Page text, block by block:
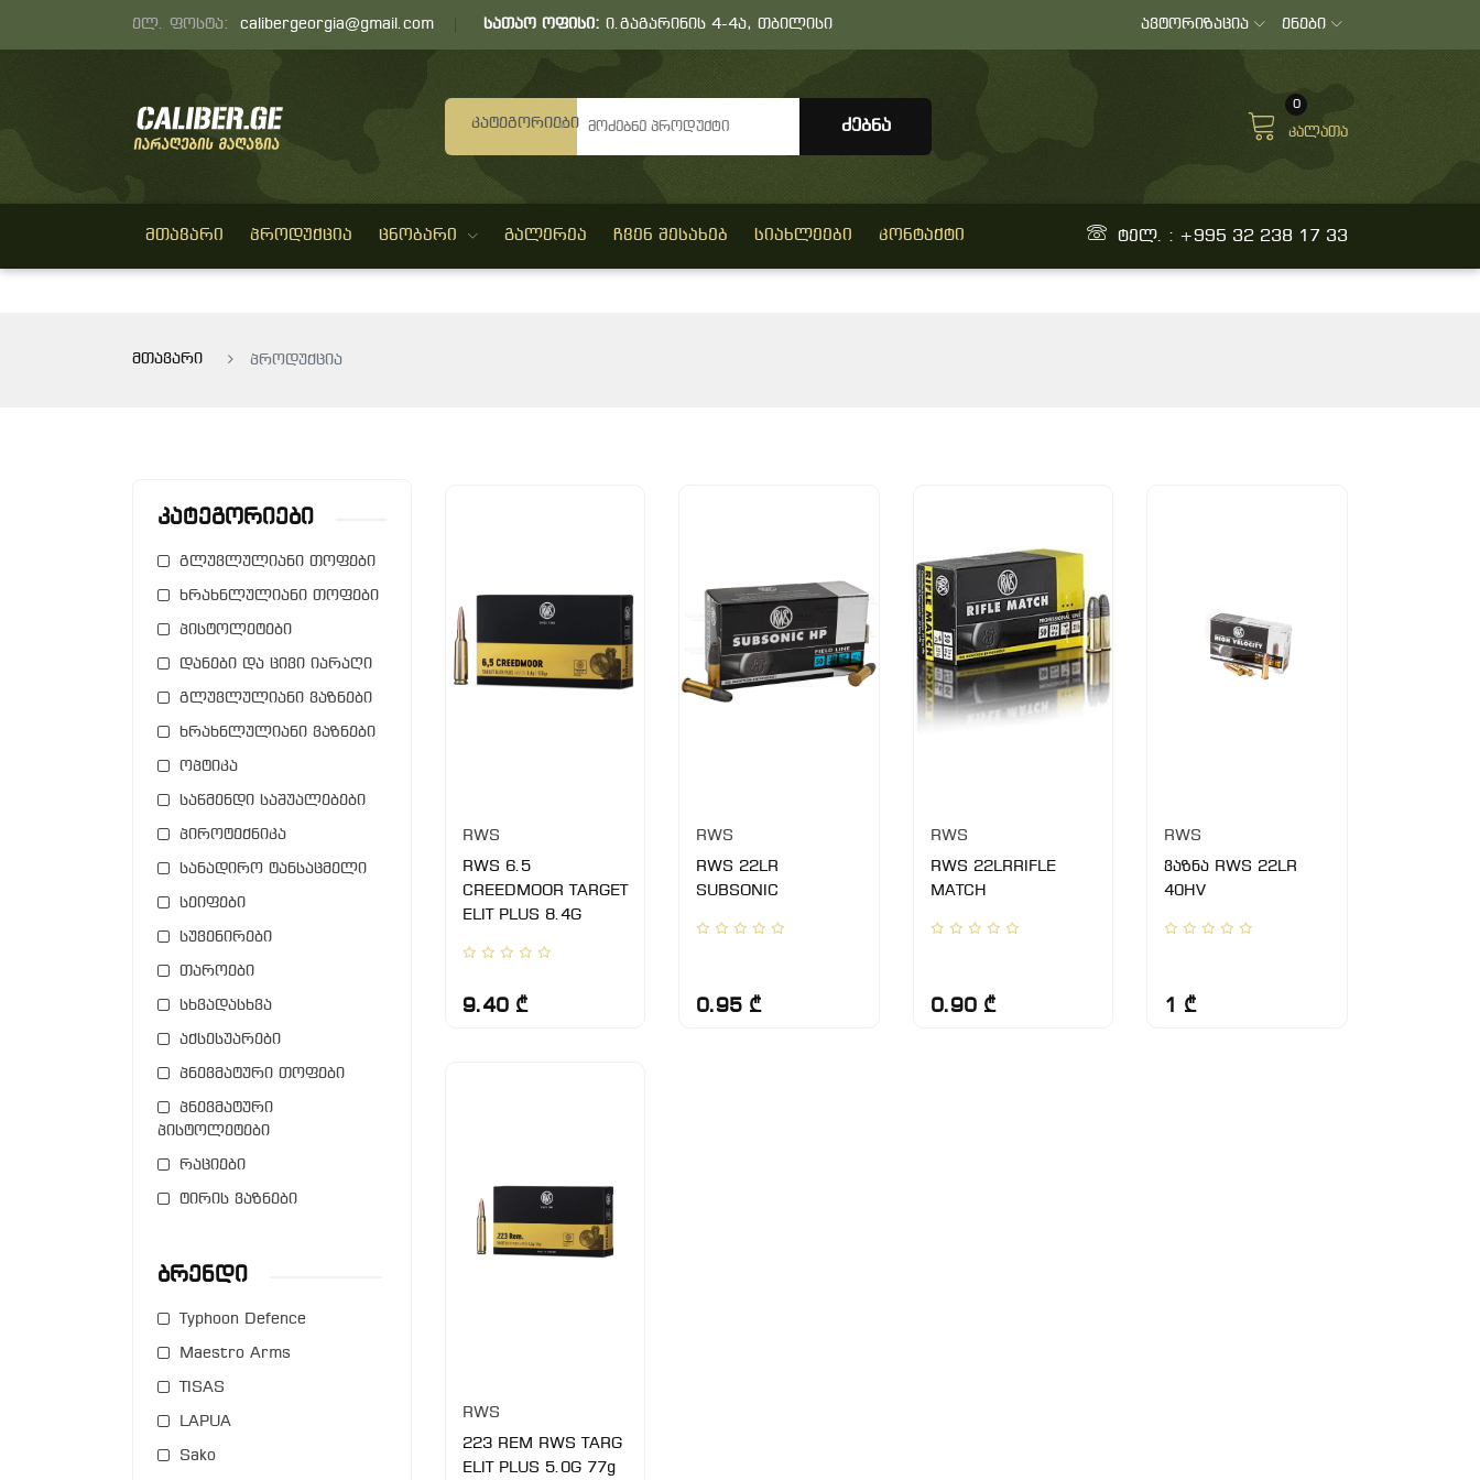
ელ. ფოსტა: calibergeorgia@gmail.com სათაო ოფისი: ი.გაგარინის 4-4ა, თბილისი ავტორიზაცია ენები
Კატეგორიები
0
კალათა
ᲛᲗᲐᲕᲐᲠᲘ ᲞᲠᲝᲓᲣᲥᲪᲘᲐ ᲪᲜᲝᲑᲐᲠᲘ ᲒᲐᲚᲔᲠᲔᲐ ᲩᲕᲔᲜ ᲨᲔᲡᲐᲮᲔᲑ ᲡᲘᲐᲮᲚᲔᲔᲑᲘ ᲙᲝᲜᲢᲐᲥᲢᲘ ტელ. : +995 32 238 17 33
მთავარი პროდუქცია
Კატეგორიები
გლუვლულიანი თოფები
ხრახნლულიანი თოფები
პისტოლეტები
დანები და ცივი იარაღი
გლუვლულიანი ვაზნები
ხრახნლულიანი ვაზნები
ოპტიკა
საწმენდი საშუალებები
პიროტექნიკა
სანადირო ტანსაცმელი
სეიფები
სუვენირები
თაროები
სხვადასხვა
აქსესუარები
პნევმატური თოფები
პნევმატური
პისტოლეტები
რაციები
ტირის ვაზნები
Ბრენდი
Typhoon Defence
Maestro Arms
TISAS
LAPUA
Sako
RWS
RWS 6.5
CREEDMOOR TARGET
ELIT PLUS 8.4G
9.40 ₾
RWS
RWS 22LR
SUBSONIC
0.95 ₾
RWS
RWS 22LRRIFLE
MATCH
0.90 ₾
RWS
ვაზნა RWS 22LR
40HV
1 ₾
RWS
223 REM RWS TARG
ELIT PLUS 5.0G 77g